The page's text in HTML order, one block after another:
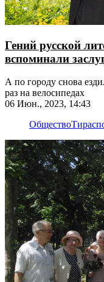
Гений русской
вспоминали
А по городу снова
раз на велосипедах
06 Июн., 2023, 14:43
Общество